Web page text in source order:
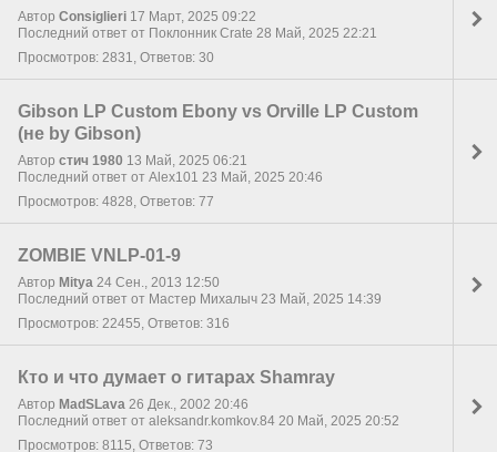
Автор Consiglieri 17 Март, 2025 09:22
Последний ответ от Поклонник Crate 28 Май, 2025 22:21
Просмотров: 2831, Ответов: 30
Gibson LP Custom Ebony vs Orville LP Custom
(не by Gibson)
Автор стич 1980 13 Май, 2025 06:21
Последний ответ от Alex101 23 Май, 2025 20:46
Просмотров: 4828, Ответов: 77
ZOMBIE VNLP-01-9
Автор Mitya 24 Сен., 2013 12:50
Последний ответ от Мастер Михалыч 23 Май, 2025 14:39
Просмотров: 22455, Ответов: 316
Кто и что думает о гитарах Shamray
Автор MadSLava 26 Дек., 2002 20:46
Последний ответ от aleksandr.komkov.84 20 Май, 2025 20:52
Просмотров: 8115, Ответов: 73